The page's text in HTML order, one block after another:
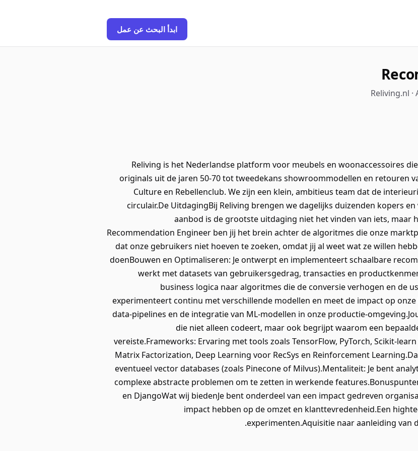
ابدأ البحث عن عمل
Reliving.nl
Reliving is het Nederlandse platform voor meubels en woonaccessoires
originals uit de jaren 50-70 tot tweedekans showroommodellen en retouren
Culture en Rebellenclub. We zijn een klein, ambitieus team dat de
circulair. De UitdagingBij Reliving brengen we dagelijks duizenden kopers
aanbod is de grootste uitdaging niet het vinden van iets, maar
Recommendation Engineer ben jij het brein achter de algoritmes die onze
dat onze gebruikers niet hoeven te zoeken, omdat jij al weet wat ze willen
doenBouwen en Optimaliseren: Je ontwerpt en implementeert schaalbare
werkt met datasets van gebruikersgedrag, transacties en
business logica naar algoritmes die de conversie verhogen en de
experimenteert continu met verschillende modellen en meet de impact op onze
data-pipelines en de integratie van ML-modellen in onze productie-
die niet alleen codeert, maar ook begrijpt waarom een
vereiste.Frameworks: Ervaring met tools zoals TensorFlow, PyTorch, Scikit-
Matrix Factorization, Deep Learning voor RecSys en Reinforcement
eventueel vector databases (zoals Pinecone of Milvus).Mentaliteit: Je bent
complexe abstracte problemen om te zetten in werkende
en DjangoWat wij biedenJe bent onderdeel van een impact gedreven
impact hebben op de omzet en klanttevredenheid.Een
experimenten.Aquisitie naar aanleiding van